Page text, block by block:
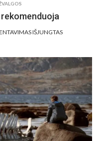
rekomenduoja
IŠJUNGTASĮRAŠE
ŽIŪROVAI